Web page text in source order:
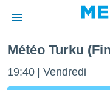
de
Météo Turku
19:40 Vendredi